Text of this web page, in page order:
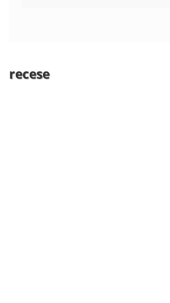
recese